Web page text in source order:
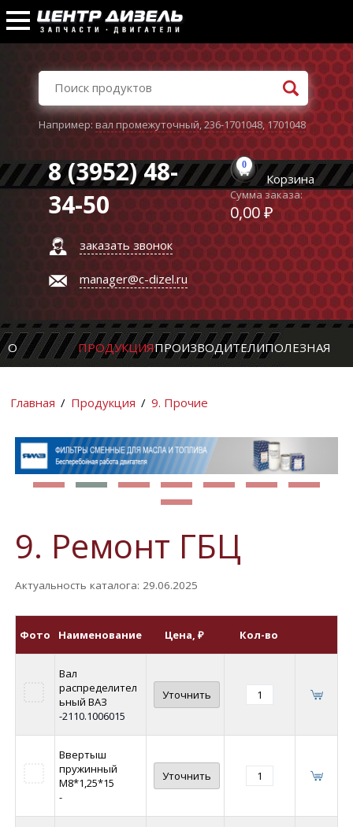
Например:вал промежуточный,236-1701048,1701048
8 (3952) 48-
34-50
заказать звонок
manager@c-dizel.ru
0
Корзина
Сумма заказа:
0,00 ₽
О ПРОДУКЦИЯПРОИЗВОДИТЕЛИПОЛЕЗНАЯ
Главная / Продукция / 9. Прочие
9. Ремонт ГБЦ
Актуальность каталога: 29.06.2025
Фото Наименование Цена, ₽ Кол-во
Вал
распределител
ьный ВАЗ
-2110.1006015
Уточнить
Ввертыш
пружинный
М8*1,25*15
-
Уточнить